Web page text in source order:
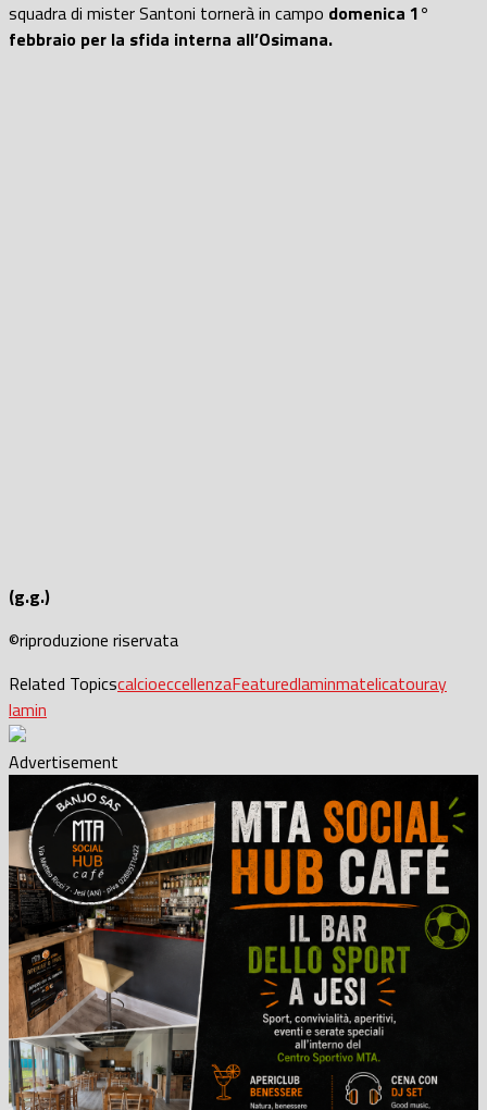
squadra di mister Santoni tornerà in campo domenica 1°
febbraio per la sfida interna all’Osimana.
(g.g.)
©riproduzione riservata
Related TopicscalcioeccellenzaFeaturedlaminmatelicatouray
lamin
Advertisement